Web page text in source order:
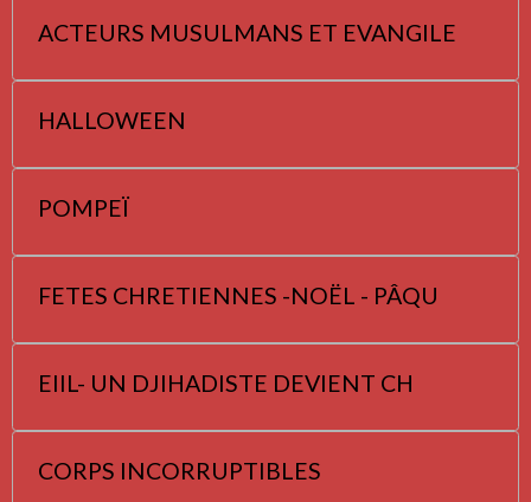
ACTEURS MUSULMANS ET EVANGILE
HALLOWEEN
POMPEÏ
FETES CHRETIENNES -NOËL - PÂQU
EIIL- UN DJIHADISTE DEVIENT CH
CORPS INCORRUPTIBLES